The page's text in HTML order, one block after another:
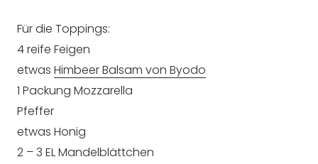
Für die Toppings:
4 reife Feigen
etwas Himbeer Balsam von Byodo
1 Packung Mozzarella
Pfeffer
etwas Honig
2 – 3 EL Mandelblättchen